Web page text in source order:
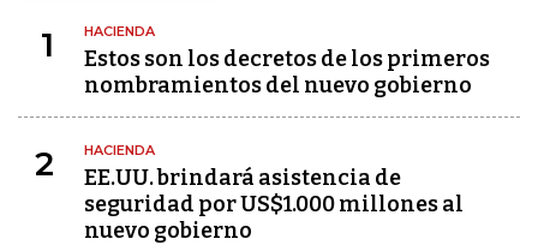
1 HACIENDA
Estos son los decretos de los primeros
nombramientos del nuevo gobierno
2 HACIENDA
EE.UU. brindará asistencia de
seguridad por US$1.000 millones al
nuevo gobierno